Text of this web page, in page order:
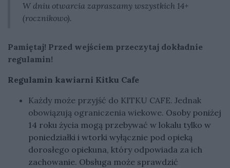
W dniu otwarcia zapraszamy wszystkich 14+
(rocznikowo).
Pamiętaj! Przed wejściem przeczytaj dokładnie
regulamin!
Regulamin kawiarni Kitku Cafe
Każdy może przyjść do KITKU CAFE. Jednak
obowiązują ograniczenia wiekowe. Osoby poniżej
14 roku życia mogą przebywać w lokalu tylko w
poniedziałki i wtorki wyłącznie pod opieką
dorosłego opiekuna, który odpowiada za ich
zachowanie. Obsługa może sprawdzić